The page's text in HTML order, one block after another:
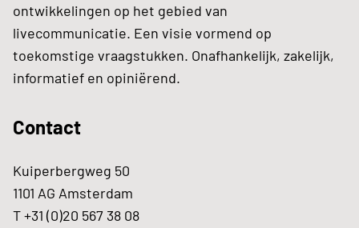
ontwikkelingen op het gebied van
livecommunicatie. Een visie vormend op
toekomstige vraagstukken. Onafhankelijk, zakelijk,
informatief en opiniërend.
Contact
Kuiperbergweg 50
1101 AG Amsterdam
T +31 (0)20 567 38 08